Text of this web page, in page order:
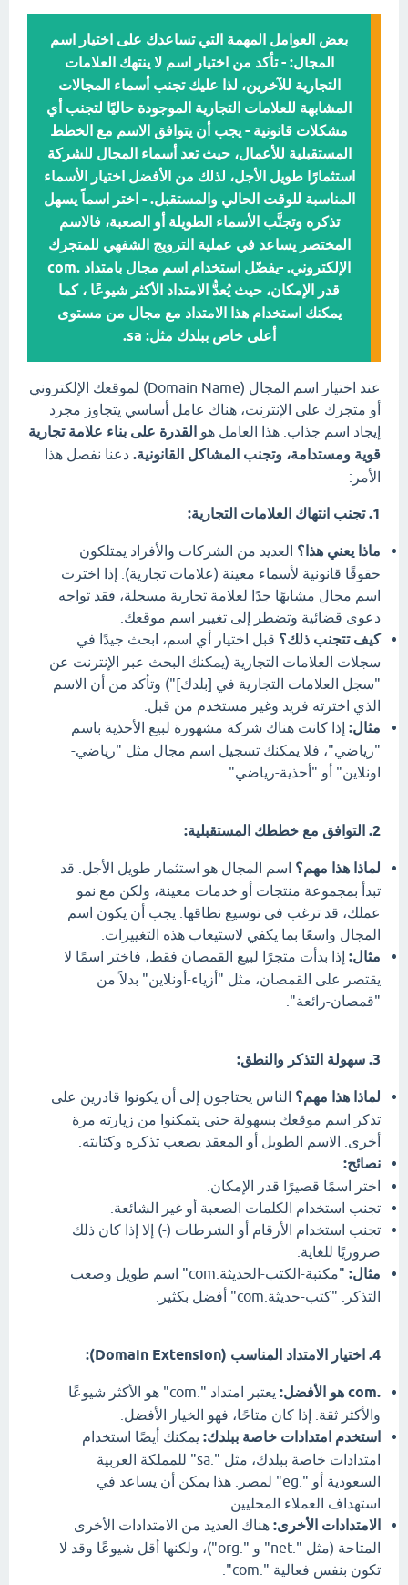
بعض العوامل المهمة التي تساعدك على اختيار اسم
المجال: - تأكد من اختيار اسم لا ينتهك العلامات
التجارية للآخرين، لذا عليك تجنب أسماء المجالات
المشابهة للعلامات التجارية الموجودة حاليًا لتجنب أي
مشكلات قانونية - يجب أن يتوافق الاسم مع الخطط
المستقبلية للأعمال، حيث تعد أسماء المجال للشركة
استثمارًا طويل الأجل، لذلك من الأفضل اختيار الأسماء
المناسبة للوقت الحالي والمستقبل. - اختر اسماً يسهل
تذكره وتجنَّب الأسماء الطويلة أو الصعبة، فالاسم
المختصر يساعد في عملية الترويج الشفهي للمتجرك
الإلكتروني. -يفضّل استخدام اسم مجال بامتداد .com
قدر الإمكان، حيث يُعدُّ الامتداد الأكثر شيوعًا ، كما
يمكنك استخدام هذا الامتداد مع مجال من مستوى
أعلى خاص ببلدك مثل: sa.
عند اختيار اسم المجال (Domain Name) لموقعك الإلكتروني
أو متجرك على الإنترنت، هناك عامل أساسي يتجاوز مجرد
إيجاد اسم جذاب. هذا العامل هو القدرة على بناء علامة تجارية
قوية ومستدامة، وتجنب المشاكل القانونية. دعنا نفصل هذا
الأمر:
1. تجنب انتهاك العلامات التجارية:
ماذا يعني هذا؟ العديد من الشركات والأفراد يمتلكون
حقوقًا قانونية لأسماء معينة (علامات تجارية). إذا اخترت
اسم مجال مشابهًا جدًا لعلامة تجارية مسجلة، فقد تواجه
دعوى قضائية وتضطر إلى تغيير اسم موقعك.
كيف تتجنب ذلك؟ قبل اختيار أي اسم، ابحث جيدًا في
سجلات العلامات التجارية (يمكنك البحث عبر الإنترنت عن
"سجل العلامات التجارية في [بلدك]") وتأكد من أن الاسم
الذي اخترته فريد وغير مستخدم من قبل.
مثال: إذا كانت هناك شركة مشهورة لبيع الأحذية باسم
"رياضي"، فلا يمكنك تسجيل اسم مجال مثل "رياضي-
اونلاين" أو "أحذية-رياضي".
2. التوافق مع خططك المستقبلية:
لماذا هذا مهم؟ اسم المجال هو استثمار طويل الأجل. قد
تبدأ بمجموعة منتجات أو خدمات معينة، ولكن مع نمو
عملك، قد ترغب في توسيع نطاقها. يجب أن يكون اسم
المجال واسعًا بما يكفي لاستيعاب هذه التغييرات.
مثال: إذا بدأت متجرًا لبيع القمصان فقط، فاختر اسمًا لا
يقتصر على القمصان، مثل "أزياء-أونلاين" بدلاً من
"قمصان-رائعة".
3. سهولة التذكر والنطق:
لماذا هذا مهم؟ الناس يحتاجون إلى أن يكونوا قادرين على
تذكر اسم موقعك بسهولة حتى يتمكنوا من زيارته مرة
أخرى. الاسم الطويل أو المعقد يصعب تذكره وكتابته.
نصائح:
اختر اسمًا قصيرًا قدر الإمكان.
تجنب استخدام الكلمات الصعبة أو غير الشائعة.
تجنب استخدام الأرقام أو الشرطات (-) إلا إذا كان ذلك
ضروريًا للغاية.
مثال:
"مكتبة-الكتب-الحديثة.com" اسم طويل وصعب
التذكر. "كتب-حديثة.com" أفضل بكثير.
4. اختيار الامتداد المناسب (Domain Extension):
.com هو الأفضل:
يعتبر امتداد ".com" هو الأكثر شيوعًا
والأكثر ثقة. إذا كان متاحًا، فهو الخيار الأفضل.
استخدم امتدادات خاصة ببلدك: يمكنك أيضًا استخدام
امتدادات خاصة ببلدك، مثل ".sa" للمملكة العربية
السعودية أو ".eg" لمصر. هذا يمكن أن يساعد في
استهداف العملاء المحليين.
الامتدادات الأخرى: هناك العديد من الامتدادات الأخرى
المتاحة (مثل ".net" و ".org")، ولكنها أقل شيوعًا وقد لا
تكون بنفس فعالية ".com".